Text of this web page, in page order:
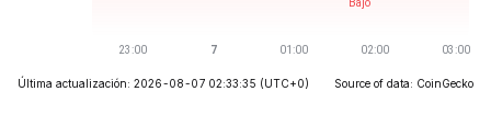
Última actualización: 2026-08-07 02:33:35 (UTC+0) Source of data: CoinGecko